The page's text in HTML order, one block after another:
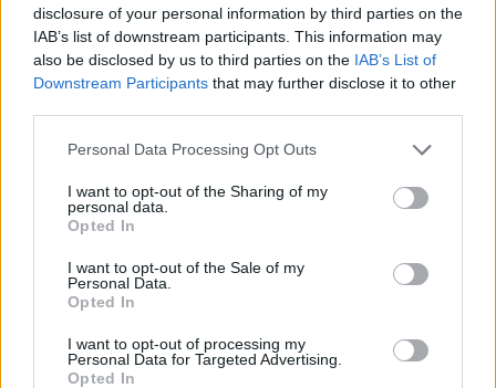
disclosure of your personal information by third parties on the
IAB’s list of downstream participants. This information may
also be disclosed by us to third parties on the IAB’s List of
Downstream Participants that may further disclose it to other
Personal Data Processing Opt Outs
I want to opt-out of the Sharing of my
personal data.
Opted In
I want to opt-out of the Sale of my
Personal Data.
Opted In
I want to opt-out of processing my
Personal Data for Targeted Advertising.
Opted In